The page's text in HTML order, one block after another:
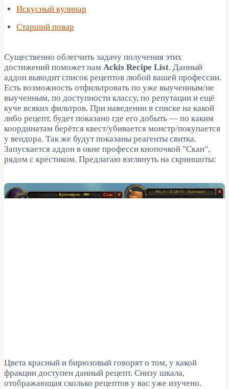
Искусный кулинар
Старший повар
Существенно облегчить задачу получения этих
достижений поможет нам Ackis Recipe List. Данный
аддон выводит список рецептов любой вашей профессии.
Есть возможность отфильтровать по уже выученным/не
выученным, по доступности классу, по репутации и ещё
куче всяких фильтров. При наведении в списке на какой
либо рецепт, будет показано где его добыть — по каким
координатам берётся квест/убивается монстр/покупается
у вендора. Так же будут показаны реагенты свитка.
Запускается аддон в окне професси кнопочкой "Скан",
рядом с крестиком. Предлагаю взглянуть на скриншоты:
Цвета красный и бирюзовый говорят о том, у какой
фракции доступен данный рецепт. Снизу шкала,
отображающая сколько рецептов у вас уже изучено.